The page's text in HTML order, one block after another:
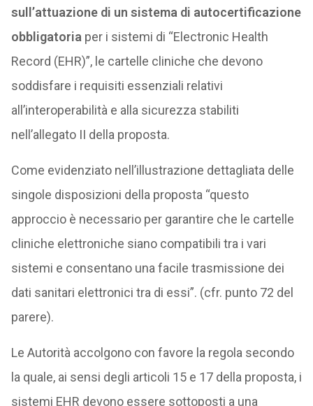
sull’attuazione di un sistema di autocertificazione
obbligatoria per i sistemi di “Electronic Health
Record (EHR)”, le cartelle cliniche che devono
soddisfare i requisiti essenziali relativi
all’interoperabilità e alla sicurezza stabiliti
nell’allegato II della proposta.
Come evidenziato nell’illustrazione dettagliata delle
singole disposizioni della proposta “questo
approccio è necessario per garantire che le cartelle
cliniche elettroniche siano compatibili tra i vari
sistemi e consentano una facile trasmissione dei
dati sanitari elettronici tra di essi”. (cfr. punto 72 del
parere).
Le Autorità accolgono con favore la regola secondo
la quale, ai sensi degli articoli 15 e 17 della proposta, i
sistemi EHR devono essere sottoposti a una